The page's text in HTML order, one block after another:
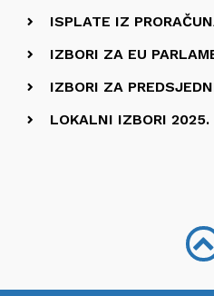
ISPLATE IZ
IZBORI ZA EU
IZBORI ZA
LOKALNI IZBORI 2025.